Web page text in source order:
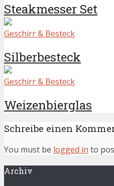
Steakmesser Set
Geschirr & Besteck
Silberbesteck
Geschirr & Besteck
Weizenbierglas
Schreibe einen
You must be logged in to
Archiv